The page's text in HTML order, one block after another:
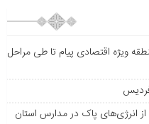
ویژه اقتصادی پیام تا طی مراحل
از انرژی‌های پاک در مدارس استان